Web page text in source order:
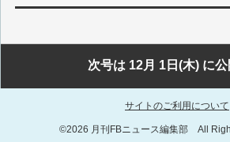
第71回 ワイヤレス充電
第70回 警報付電圧計
次号は 12月 1日(木) に
サイトのご利用について
©2026 月刊FBニュース編集部 All